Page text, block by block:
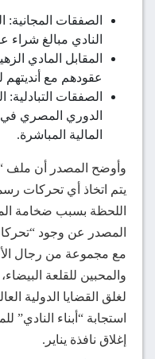
الصفقات المجانية:
النادي مبالغ شراء
المقابل المادي
عقودهم مع أنديتهم
الصفقات التبادلية:
الدوري المصري في
المالية المباشرة.
وأوضح المصدر أن ملف
يتم اتخاذ أي تحركات
اللحظة بسبب ضخامة
المصدر عن وجود
مع مجموعة من رجال
والمحبين للقلعة
لغلق القضايا الدولية
استجابة “أبناء
إغلاق نافذة يناير.